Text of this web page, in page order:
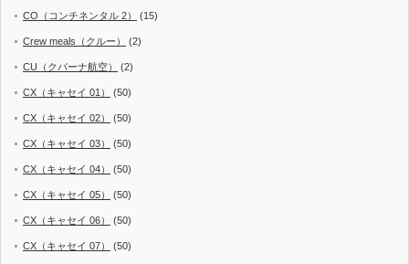
CO（コンチネンタル 2） (15)
Crew meals（クルー） (2)
CU（クバーナ航空） (2)
CX（キャセイ 01） (50)
CX（キャセイ 02） (50)
CX（キャセイ 03） (50)
CX（キャセイ 04） (50)
CX（キャセイ 05） (50)
CX（キャセイ 06） (50)
CX（キャセイ 07） (50)